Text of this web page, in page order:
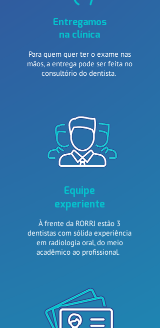
Entregamos
na clínica
Para quem quer ter o exame nas
mãos,a entrega pode ser feita no
consultório do dentista.
Equipe
experiente
À frente da RORRJ estão 3
dentistas com sólida experiência
em radiologia oral, do meio
acadêmico ao profissional.